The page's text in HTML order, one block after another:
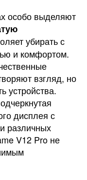
особо выделяют
убирать с
и комфортом.
взгляд, но
устройства.
дисплея с
различных
V12 Pro не